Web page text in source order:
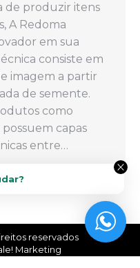
de produzir itens
A Redoma
em sua
consiste em
imagem a partir
de semente.
como
capas
entre…
reservados
Marketing